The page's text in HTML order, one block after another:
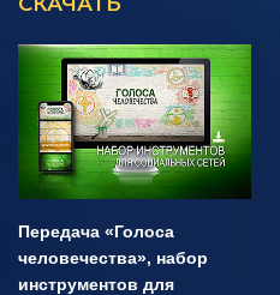
Передача «Голоса
человечества», набор
инструментов для